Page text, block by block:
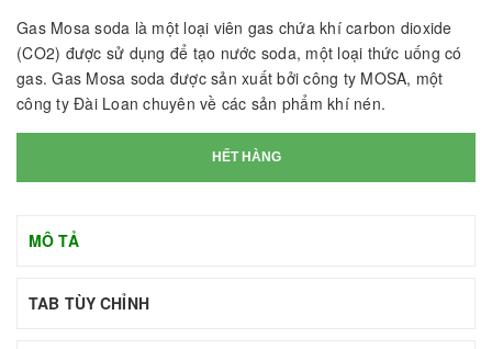
Gas Mosa soda là một loại viên gas chứa khí carbon dioxide
(CO2) được sử dụng để tạo nước soda, một loại thức uống có
gas. Gas Mosa soda được sản xuất bởi công ty MOSA, một
công ty Đài Loan chuyên về các sản phẩm khí nén.
HẾT HÀNG
MÔ TẢ
TAB TÙY CHỈNH